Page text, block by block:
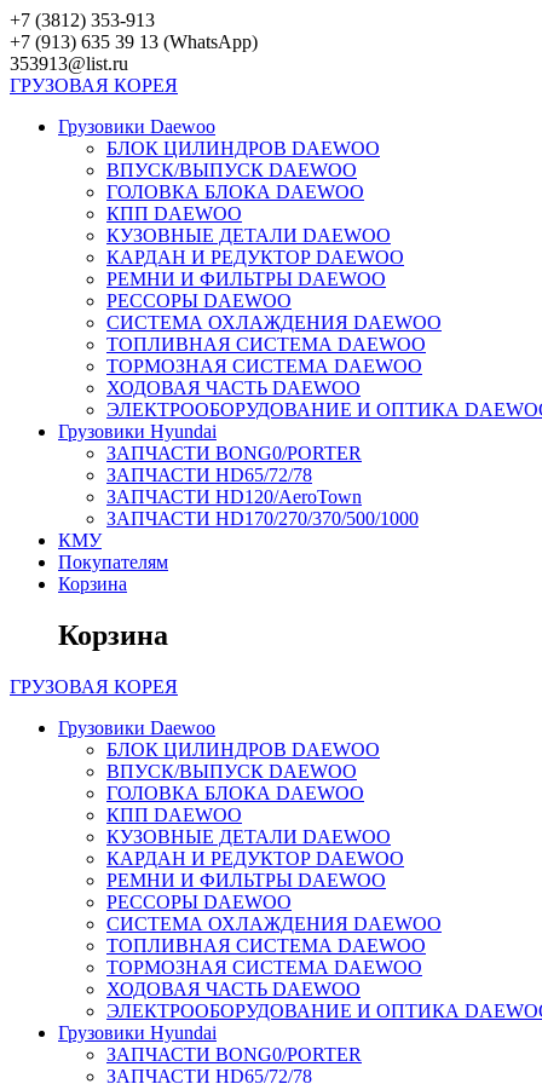
Перейти
к
контенту
+7 (3812) 353-913
+7 (913) 635 39 13 (WhatsApp)
353913@list.ru
ГРУЗОВАЯ КОРЕЯ
Грузовики Daewoo
БЛОК ЦИЛИНДРОВ DAEWOO
ВПУСК/ВЫПУСК DAEWOO
ГОЛОВКА БЛОКА DAEWOO
КПП DAEWOO
КУЗОВНЫЕ ДЕТАЛИ DAEWOO
КАРДАН И РЕДУКТОР DAEWOO
РЕМНИ И ФИЛЬТРЫ DAEWOO
РЕССОРЫ DAEWOO
СИСТЕМА ОХЛАЖДЕНИЯ DAEWOO
ТОПЛИВНАЯ СИСТЕМА DAEWOO
ТОРМОЗНАЯ СИСТЕМА DAEWOO
ХОДОВАЯ ЧАСТЬ DAEWOO
ЭЛЕКТРООБОРУДОВАНИЕ И ОПТИКА
Грузовики Hyundai
ЗАПЧАСТИ BONG0/PORTER
ЗАПЧАСТИ HD65/72/78
ЗАПЧАСТИ HD120/AeroTown
ЗАПЧАСТИ HD170/270/370/500/1000
КМУ
Покупателям
Корзина
Корзина
ГРУЗОВАЯ КОРЕЯ
Грузовики Daewoo
БЛОК ЦИЛИНДРОВ DAEWOO
ВПУСК/ВЫПУСК DAEWOO
ГОЛОВКА БЛОКА DAEWOO
КПП DAEWOO
КУЗОВНЫЕ ДЕТАЛИ DAEWOO
КАРДАН И РЕДУКТОР DAEWOO
РЕМНИ И ФИЛЬТРЫ DAEWOO
РЕССОРЫ DAEWOO
СИСТЕМА ОХЛАЖДЕНИЯ DAEWOO
ТОПЛИВНАЯ СИСТЕМА DAEWOO
ТОРМОЗНАЯ СИСТЕМА DAEWOO
ХОДОВАЯ ЧАСТЬ DAEWOO
ЭЛЕКТРООБОРУДОВАНИЕ И ОПТИКА
Грузовики Hyundai
ЗАПЧАСТИ BONG0/PORTER
ЗАПЧАСТИ HD65/72/78